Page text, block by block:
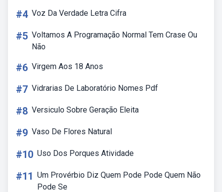
#4 Voz Da Verdade Letra Cifra
#5 Voltamos A Programação Normal Tem Crase Ou
Não
#6 Virgem Aos 18 Anos
#7 Vidrarias De Laboratório Nomes Pdf
#8 Versiculo Sobre Geração Eleita
#9 Vaso De Flores Natural
#10 Uso Dos Porques Atividade
#11 Um Provérbio Diz Quem Pode Pode Quem Não
Pode Se